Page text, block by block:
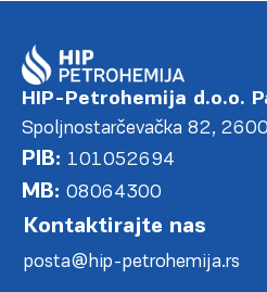
HIP-Petrohemija d.o.o.
Spoljnostarčevačka 82,
PIB: 101052694
MB: 08064300
Kontaktirajte nas
posta@hip-petrohemija.rs